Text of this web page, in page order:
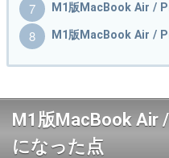
M1版MacBook Air /
M1版MacBook Air /
M1版MacBook Air
になった点